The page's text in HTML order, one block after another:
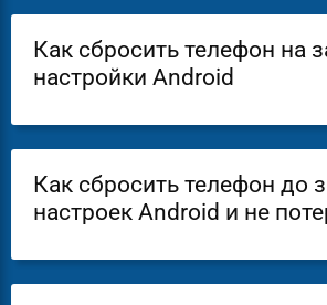
Как сбросить телефон на
настройки Android
Как сбросить телефон до
настроек Android и не